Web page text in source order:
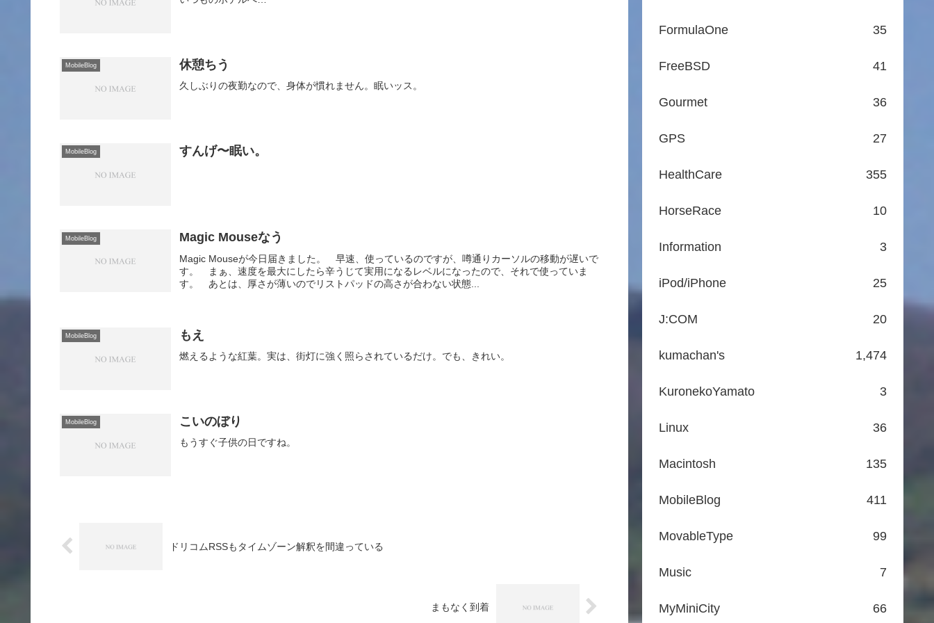
MobileBlog 休憩ちう
久しぶりの夜勤なので、身体が慣れません。眠いッス。
MobileBlog すんげ〜眠い。
MobileBlog Magic Mouseなう
Magic Mouseが今日届きました。 早速、使っているのですが、噂通りカーソルの移動が遅いで
す。 まぁ、速度を最大にしたら辛うじて実用になるレベルになったので、それで使っていま
す。 あとは、厚さが薄いのでリストパッドの高さが合わない状態...
MobileBlog もえ
燃えるような紅葉。実は、街灯に強く照らされているだけ。でも、きれい。
MobileBlog こいのぼり
もうすぐ子供の日ですね。
ドリコムRSSもタイムゾーン解釈を間違っている
まもなく到着
FormulaOne 35
FreeBSD 41
Gourmet 36
GPS 27
HealthCare 355
HorseRace 10
Information 3
iPod/iPhone 25
J:COM 20
kumachan's 1,474
KuronekoYamato 3
Linux 36
Macintosh 135
MobileBlog 411
MovableType 99
Music 7
MyMiniCity 66